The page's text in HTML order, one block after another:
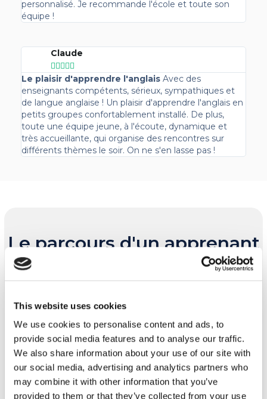
This website uses cookies
We use cookies to personalise content and ads, to
provide social media features and to analyse our traffic.
We also share information about your use of our site with
our social media, advertising and analytics partners who
may combine it with other information that you’ve
provided to them or that they’ve collected from your use
personnalisé. Je recommande l'école et toute son
équipe !
Claude

Le plaisir d'apprendre l'anglaisAvec des
enseignants compétents, sérieux, sympathiques et
de langue anglaise ! Un plaisir d'apprendre l'anglais en
petits groupes confortablement installé. De plus,
toute une équipe jeune, à l'écoute, dynamique et
très accueillante, qui organise des rencontres sur
différents thèmes le soir. On ne s'en lasse pas !
Le parcours d'un apprenant